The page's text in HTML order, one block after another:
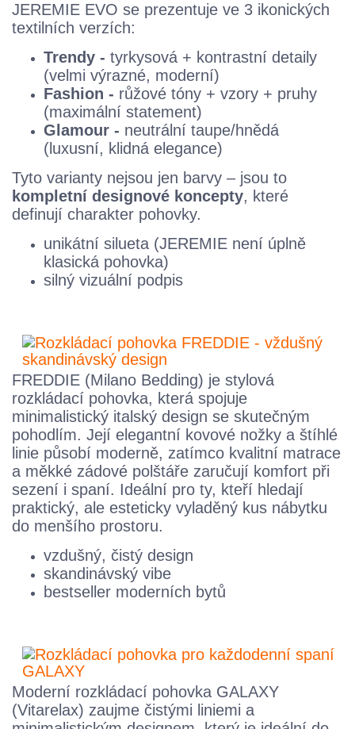
JEREMIE EVO se prezentuje ve 3 ikonických
textilních verzích:
Trendy - tyrkysová + kontrastní detaily
(velmi výrazné, moderní)
Fashion - růžové tóny + vzory + pruhy
(maximální statement)
Glamour - neutrální taupe/hnědá
(luxusní, klidná elegance)
Tyto varianty nejsou jen barvy – jsou to
kompletní designové koncepty, které
definují charakter pohovky.
unikátní silueta (JEREMIE není úplně
klasická pohovka)
silný vizuální podpis
FREDDIE (Milano Bedding) je stylová
rozkládací pohovka, která spojuje
minimalistický italský design se skutečným
pohodlím. Její elegantní kovové nožky a štíhlé
linie působí moderně, zatímco kvalitní matrace
a měkké zádové polštáře zaručují komfort při
sezení i spaní. Ideální pro ty, kteří hledají
praktický, ale esteticky vyladěný kus nábytku
do menšího prostoru.
vzdušný, čistý design
skandinávský vibe
bestseller moderních bytů
Moderní rozkládací pohovka GALAXY
(Vitarelax) zaujme čistými liniemi a